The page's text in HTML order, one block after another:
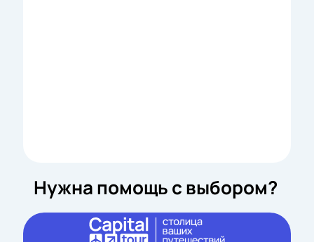
Нужна помощь с выбором?